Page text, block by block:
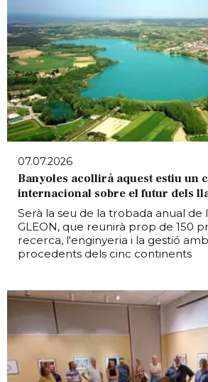
07.07.2026
Banyoles acollirà aquest estiu un
internacional sobre el futur dels
Serà la seu de la trobada anual de
GLEON, que reunirà prop de 150
recerca, l'enginyeria i la gestió
procedents dels cinc continents